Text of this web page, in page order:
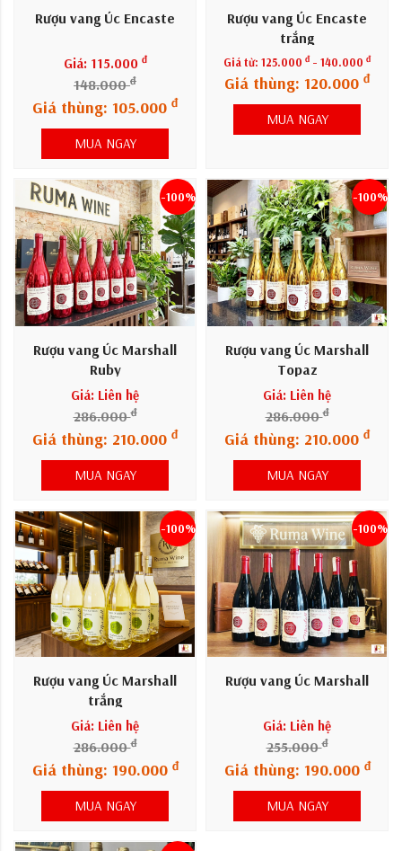
Rượu vang Úc Encaste
Giá: 115.000 đ
148.000đ
Giá thùng: 105.000 đ
MUA NGAY
Rượu vang Úc Encaste
trắng
Giá từ: 125.000 đ - 140.000 đ
Giá thùng: 120.000 đ
MUA NGAY
Rượu vang Úc Marshall
Ruby
Giá: Liên hệ
286.000đ
-100%
Giá thùng: 210.000 đ
MUA NGAY
Rượu vang Úc Marshall
Topaz
Giá: Liên hệ
286.000đ
-100%
Giá thùng: 210.000 đ
MUA NGAY
Rượu vang Úc Marshall
trắng
Giá: Liên hệ
286.000đ
-100%
Giá thùng: 190.000 đ
MUA NGAY
Rượu vang Úc Marshall
Giá: Liên hệ
255.000đ
-100%
Giá thùng: 190.000 đ
MUA NGAY